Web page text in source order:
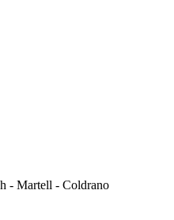
- Martell - Coldrano